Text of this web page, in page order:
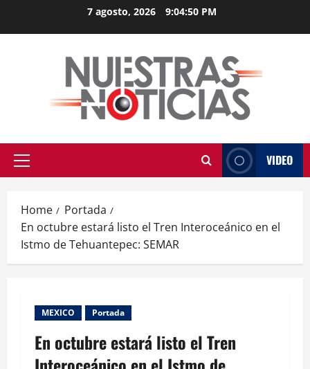
7 agosto, 2026 9:04:51 PM
Primary
VIDEO
Home
Portada
En octubre estará listo el Tren Interoceánico en el
Istmo de Tehuantepec: SEMAR
MEXICO Portada
En octubre estará listo el Tren